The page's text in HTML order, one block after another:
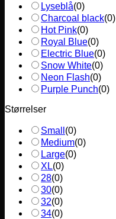
Lyseblå(0)
Charcoal black(0)
Hot Pink(0)
Royal Blue(0)
Electric Blue(0)
Snow White(0)
Neon Flash(0)
Purple Punch(0)
Størrelser
Small (0)
Medium(0)
Large(0)
XL(0)
28(0)
30(0)
32(0)
34(0)